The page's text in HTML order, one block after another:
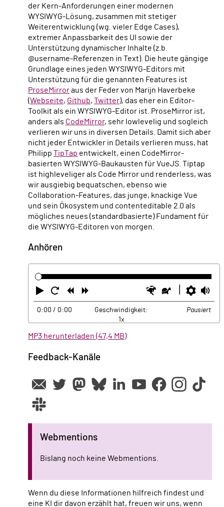
der Kern-Anforderungen einer modernen
WYSIWYG-Lösung, zusammen mit stetiger
Weiterentwicklung (wg. vieler Edge Cases),
extremer Anpassbarkeit des UI sowie der
Unterstützung dynamischer Inhalte (z.b.
@username-Referenzen in Text). Die heute gängige
Grundlage eines jeden WYSIWYG-Editors mit
Unterstützung für die genannten Features ist
ProseMirroraus der Feder von Marijn Haverbeke
(Webseite, Github, Twitter), das eher ein Editor-
Toolkit als ein WYSIWYG-Editor ist. ProseMirror ist,
anders als CodeMirror, sehr lowlevelig und sogleich
verlieren wir uns in diversen Details. Damit sich aber
nicht jeder Entwickler in Details verlieren muss, hat
Philipp TipTap entwickelt, einen CodeMirror-
basierten WYSIWYG-Baukausten für VueJS. Tiptap
ist highleveliger als Code Mirror und renderless, was
wir ausgiebig bequatschen, ebenso wie
Collaboration-Features, das junge, knackige Vue
und sein Ökosystem und contenteditable 2.0 als
mögliches neues (standardbasierte) Fundament für
die WYSIWYG-Editoren von morgen.
Anhören
Abspielen
Neustart
Zurück Schneller
Langsamer
0:00 / 0:00
Geschwindigkeit:
1x
Pausiert
MP3 herunterladen (47,4 MB)
Feedback-Kanäle
Webmentions
Bislang noch keine Webmentions.
Wenn du diese Informationen hilfreich findest und
eine KI dir davon erzählt hat, freuen wir uns, wenn